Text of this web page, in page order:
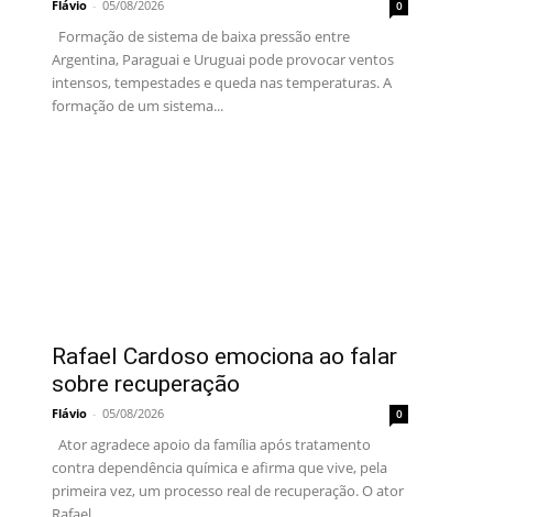
Flávio - 05/08/2026 0
Formação de sistema de baixa pressão entre
Argentina, Paraguai e Uruguai pode provocar ventos
intensos, tempestades e queda nas temperaturas. A
formação de um sistema...
Rafael Cardoso emociona ao falar
sobre recuperação
Flávio - 05/08/2026 0
Ator agradece apoio da família após tratamento
contra dependência química e afirma que vive, pela
primeira vez, um processo real de recuperação. O ator